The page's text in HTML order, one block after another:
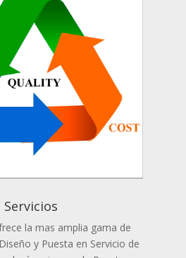
Servicios
la mas amplia gama de
y Puesta en Servicio de